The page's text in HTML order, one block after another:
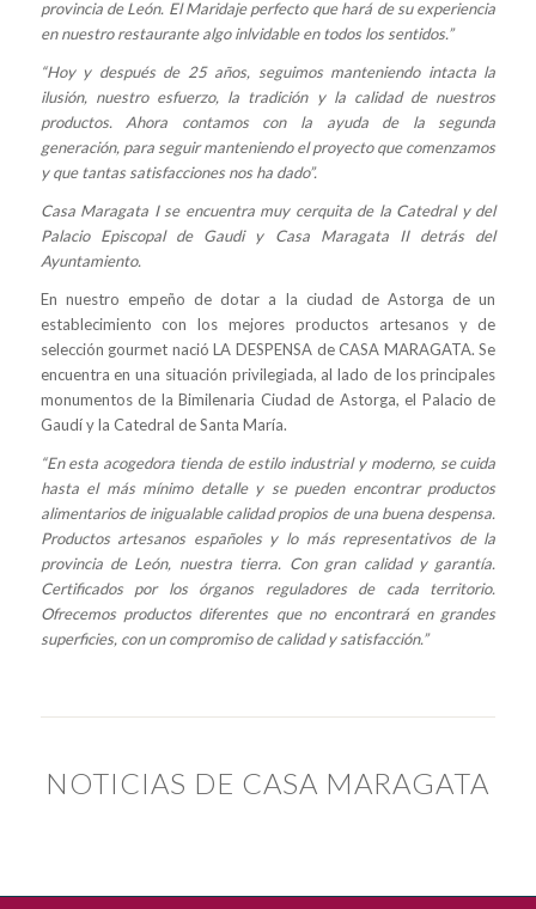
provincia de León. El Maridaje perfecto que hará de su experiencia
en nuestro restaurante algo inlvidable en todos los sentidos.”
“Hoy y después de 25 años, seguimos manteniendo intacta la
ilusión, nuestro esfuerzo, la tradición y la calidad de nuestros
productos. Ahora contamos con la ayuda de la segunda
generación, para seguir manteniendo el proyecto que comenzamos
y que tantas satisfacciones nos ha dado”.
Casa Maragata I se encuentra muy cerquita de la Catedral y del
Palacio Episcopal de Gaudi y Casa Maragata II detrás del
Ayuntamiento.
En nuestro empeño de dotar a la ciudad de Astorga de un
establecimiento con los mejores productos artesanos y de
selección gourmet nació LA DESPENSA de CASA MARAGATA. Se
encuentra en una situación privilegiada, al lado de los principales
monumentos de la Bimilenaria Ciudad de Astorga, el Palacio de
Gaudí y la Catedral de Santa María.
“En esta acogedora tienda de estilo industrial y moderno, se cuida
hasta el más mínimo detalle y se pueden encontrar productos
alimentarios de inigualable calidad propios de una buena despensa.
Productos artesanos españoles y lo más representativos de la
provincia de León, nuestra tierra. Con gran calidad y garantía.
Certificados por los órganos reguladores de cada territorio.
Ofrecemos productos diferentes que no encontrará en grandes
superficies, con un compromiso de calidad y satisfacción.”
NOTICIAS DE CASA MARAGATA